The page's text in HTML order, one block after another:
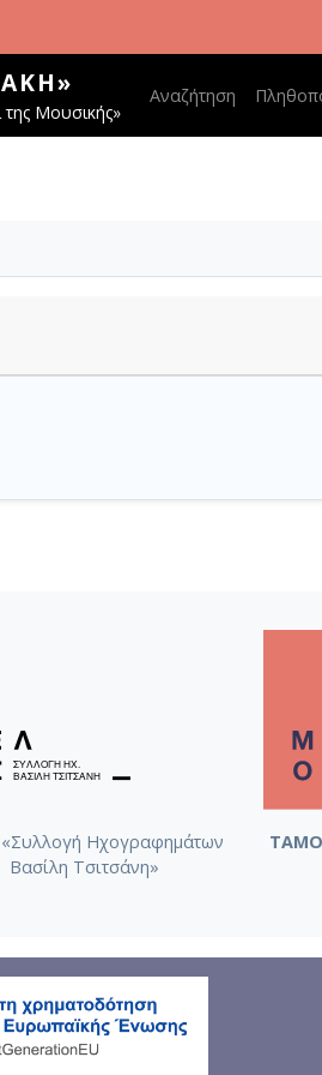
Μουσικής»
Main navigation
Αναζήτηση
Ηχογραφημάτων
Βασίλη Τσιτσάνη»
ΤΑΜΟ